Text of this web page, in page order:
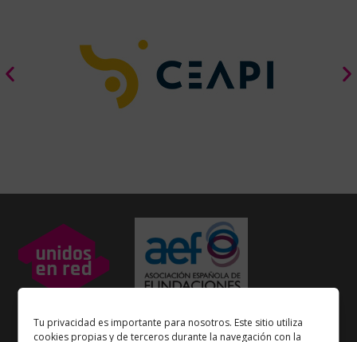
Tu privacidad es importante para nosotros. Este sitio utiliza
cookies propias y de terceros durante la navegación con la
de laAsociación Española de Fundaciones